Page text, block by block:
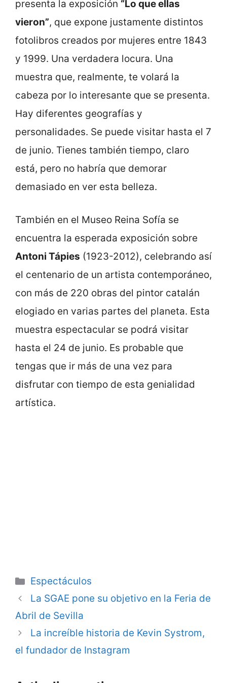
presenta la exposición “Lo que ellas
vieron”, que expone justamente distintos
fotolibros creados por mujeres entre 1843
y 1999. Una verdadera locura. Una
muestra que, realmente, te volará la
cabeza por lo interesante que se presenta.
Hay diferentes geografías y
personalidades. Se puede visitar hasta el 7
de junio. Tienes también tiempo, claro
está, pero no habría que demorar
demasiado en ver esta belleza.
También en el Museo Reina Sofía se
encuentra la esperada exposición sobre
Antoni Tápies (1923-2012), celebrando así
el centenario de un artista contemporáneo,
con más de 220 obras del pintor catalán
elogiado en varias partes del planeta. Esta
muestra espectacular se podrá visitar
hasta el 24 de junio. Es probable que
tengas que ir más de una vez para
disfrutar con tiempo de esta genialidad
artística.
Categorie
Espectáculos
La SGAE pone su objetivo en la Feria de
Abril de Sevilla
La increíble historia de Kevin Systrom,
el fundador de Instagram